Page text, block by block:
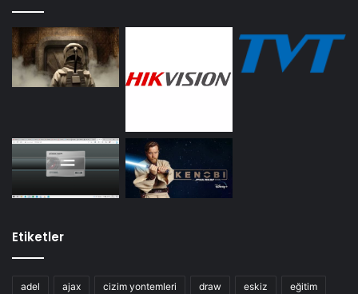
Etiketler
adel ajax cizim yontemleri draw eskiz eğitim